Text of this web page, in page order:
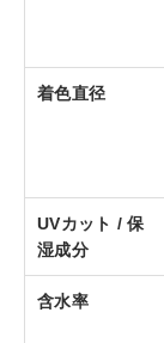
着色直径
UVカット / 保
湿成分
含水率